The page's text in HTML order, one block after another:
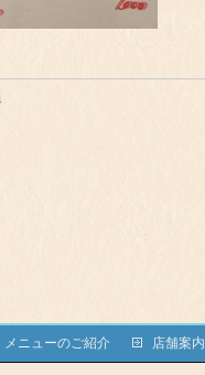
メニューのご紹介 店舗案内